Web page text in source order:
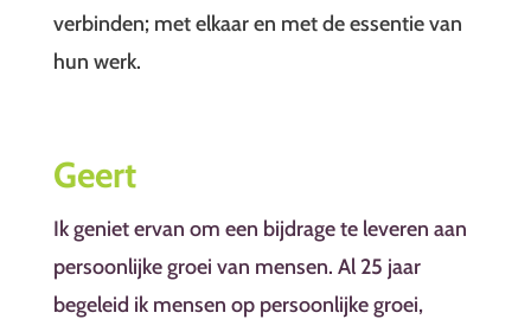
verbinden; met elkaar en met de essentie van
hun werk.
Geert
Ik geniet ervan om een bijdrage te leveren aan
persoonlijke groei van mensen. Al 25 jaar
begeleid ik mensen op persoonlijke groei,